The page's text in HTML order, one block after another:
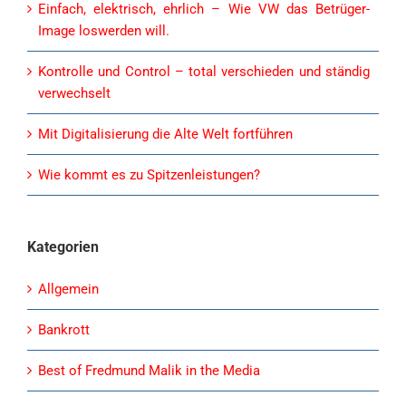
Einfach, elektrisch, ehrlich – Wie VW das Betrüger-
Image loswerden will.
Kontrolle und Control – total verschieden und ständig
verwechselt
Mit Digitalisierung die Alte Welt fortführen
Wie kommt es zu Spitzenleistungen?
Kategorien
Allgemein
Bankrott
Best of Fredmund Malik in the Media